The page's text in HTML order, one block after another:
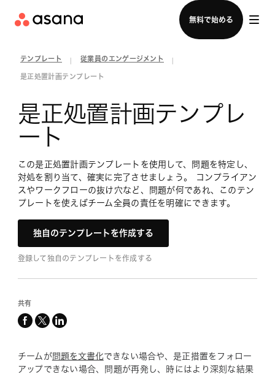
無料で始める
セールスチームに問い合わせる
テンプレート 従業員のエンゲージメント
是正処置計画テンプレート
是正処置計画テンプレ
ート
この是正処置計画テンプレートを使用して、問題を特定し、
対処を割り当て、確実に完了させましょう。 コンプライアン
スやワークフローの抜け穴など、問題が何であれ、このテン
プレートを使えばチーム全員の責任を明確にできます。
独自のテンプレートを作成する
登録して独自のテンプレートを作成する
共有
facebook
x-
linkedin
チームが問題を文書化できない場合や、是正措置をフォロー
アップできない場合、問題が再発し、時にはより深刻な結果